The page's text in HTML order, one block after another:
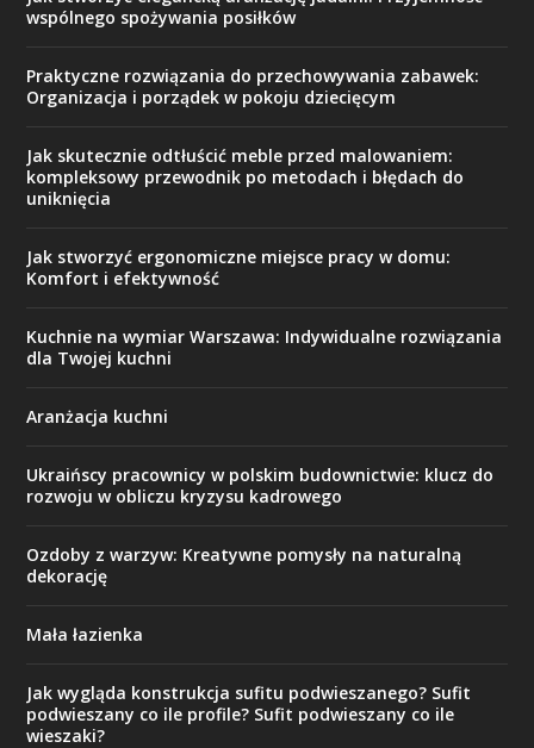
wspólnego spożywania posiłków
Praktyczne rozwiązania do przechowywania zabawek:
Organizacja i porządek w pokoju dziecięcym
Jak skutecznie odtłuścić meble przed malowaniem:
kompleksowy przewodnik po metodach i błędach do
uniknięcia
Jak stworzyć ergonomiczne miejsce pracy w domu:
Komfort i efektywność
Kuchnie na wymiar Warszawa: Indywidualne rozwiązania
dla Twojej kuchni
Aranżacja kuchni
Ukraińscy pracownicy w polskim budownictwie: klucz do
rozwoju w obliczu kryzysu kadrowego
Ozdoby z warzyw: Kreatywne pomysły na naturalną
dekorację
Mała łazienka
Jak wygląda konstrukcja sufitu podwieszanego? Sufit
podwieszany co ile profile? Sufit podwieszany co ile
wieszaki?